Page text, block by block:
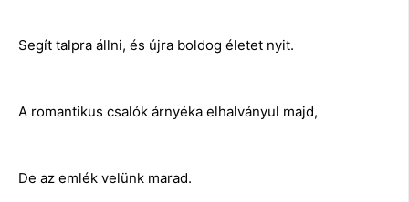
Segít talpra állni, és újra boldog életet nyit.
A romantikus csalók árnyéka elhalványul majd,
De az emlék velünk marad.